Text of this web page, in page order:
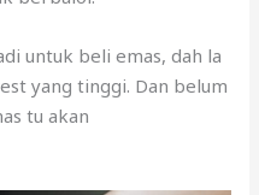
tu akan